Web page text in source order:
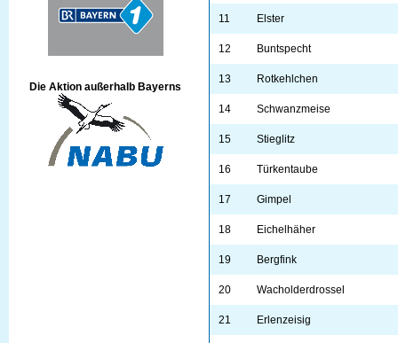
Die Aktion außerhalb Bayerns
11 Elster
12 Buntspecht
13 Rotkehlchen
14 Schwanzmeise
15 Stieglitz
16 Türkentaube
17 Gimpel
18 Eichelhäher
19 Bergfink
20 Wacholderdrossel
21 Erlenzeisig